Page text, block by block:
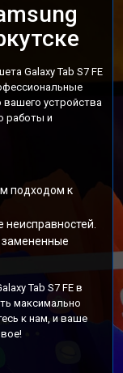
Galaxy Tab S7 FE
устройства
работы и
подходом к
неисправностей.
замененные
Tab S7 FE в
максимально
к нам, и ваше